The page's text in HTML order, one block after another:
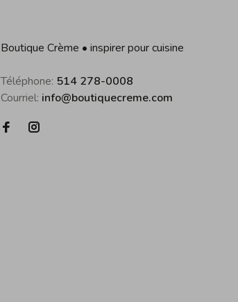
Boutique Crème • inspirer pour cuisine
Téléphone: 514 278-0008
Courriel: info@boutiquecreme.com